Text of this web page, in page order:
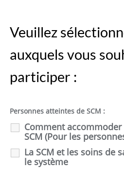
Veuillez
auxquels vous
participer :
Personnes atteintes de SCM :
Comment
SCM (Pour les
La SCM et les soins de
le système